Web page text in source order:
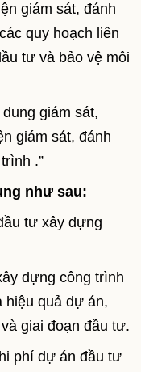
giám sát, đánh
quy hoạch liên
tư và bảo vệ môi
giám sát,
giám sát, đánh
.”
như sau:
tư xây dựng
dựng công trình
hiệu quả dự án,
giai đoạn đầu tư.
phí dự án đầu tư